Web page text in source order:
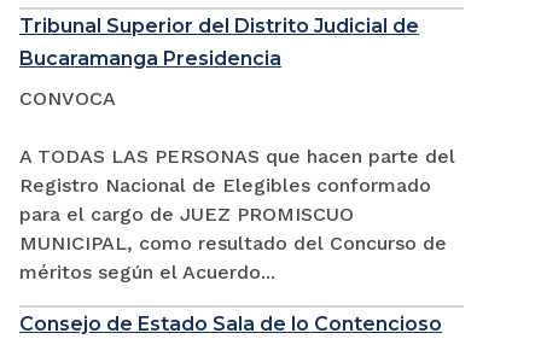
Tribunal Superior del Distrito Judicial de
Bucaramanga Presidencia
CONVOCA
A TODAS LAS PERSONAS que hacen parte del
Registro Nacional de Elegibles conformado
para el cargo de JUEZ PROMISCUO
MUNICIPAL, como resultado del Concurso de
méritos según el Acuerdo...
Consejo de Estado Sala de lo Contencioso